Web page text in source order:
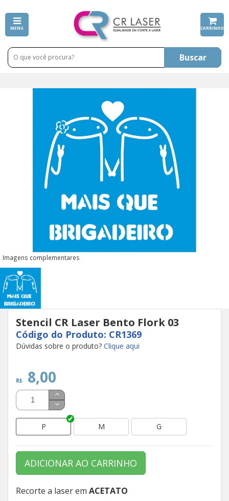
MENU CARRINHO
Buscar
Imagens complementares
Stencil CR Laser Bento Flork 03
Código do Produto: CR1369
Dúvidas sobre o produto? Clique aqui
R$ 8,00
P M G
ADICIONAR AO CARRINHO
Recorte a laser em ACETATO